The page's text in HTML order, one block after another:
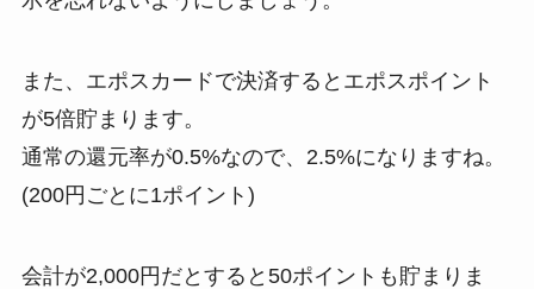
また、エポスカードで決済するとエポスポイント
が5倍貯まります。
通常の還元率が0.5%なので、2.5%になりますね。
(200円ごとに1ポイント)
会計が2,000円だとすると50ポイントも貯まりま